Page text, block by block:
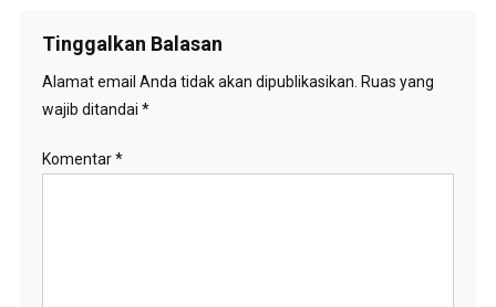
Tinggalkan Balasan
Alamat email Anda tidak akan dipublikasikan. Ruas yang
wajib ditandai *
Komentar*